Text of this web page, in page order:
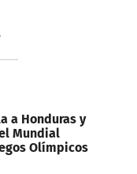
a Honduras y
Mundial
Olímpicos